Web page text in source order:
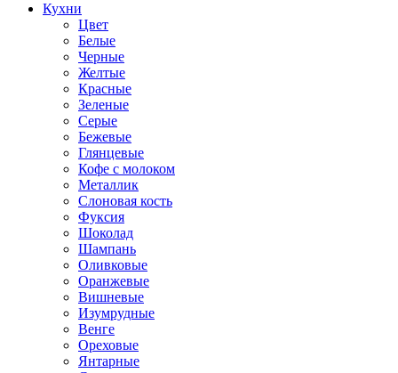
Кухни
Цвет
Белые
Черные
Желтые
Красные
Зеленые
Серые
Бежевые
Глянцевые
Кофе с молоком
Металлик
Слоновая кость
Фуксия
Шоколад
Шампань
Оливковые
Оранжевые
Вишневые
Изумрудные
Венге
Ореховые
Янтарные